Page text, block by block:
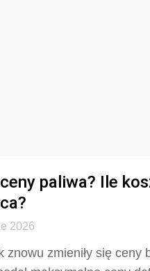
paliwa? Ile
2026
znowu zmieniły się